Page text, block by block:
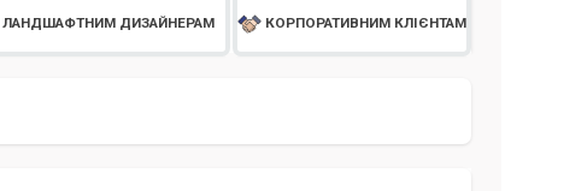
ЛАНДШАФТНИМ ДИЗАЙНЕРАМ КОРПОРАТИВНИМ КЛІЄНТАМ